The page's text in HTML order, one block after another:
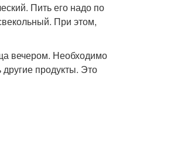
Пить его надо по
При этом,
вечером. Необходимо
продукты. Это